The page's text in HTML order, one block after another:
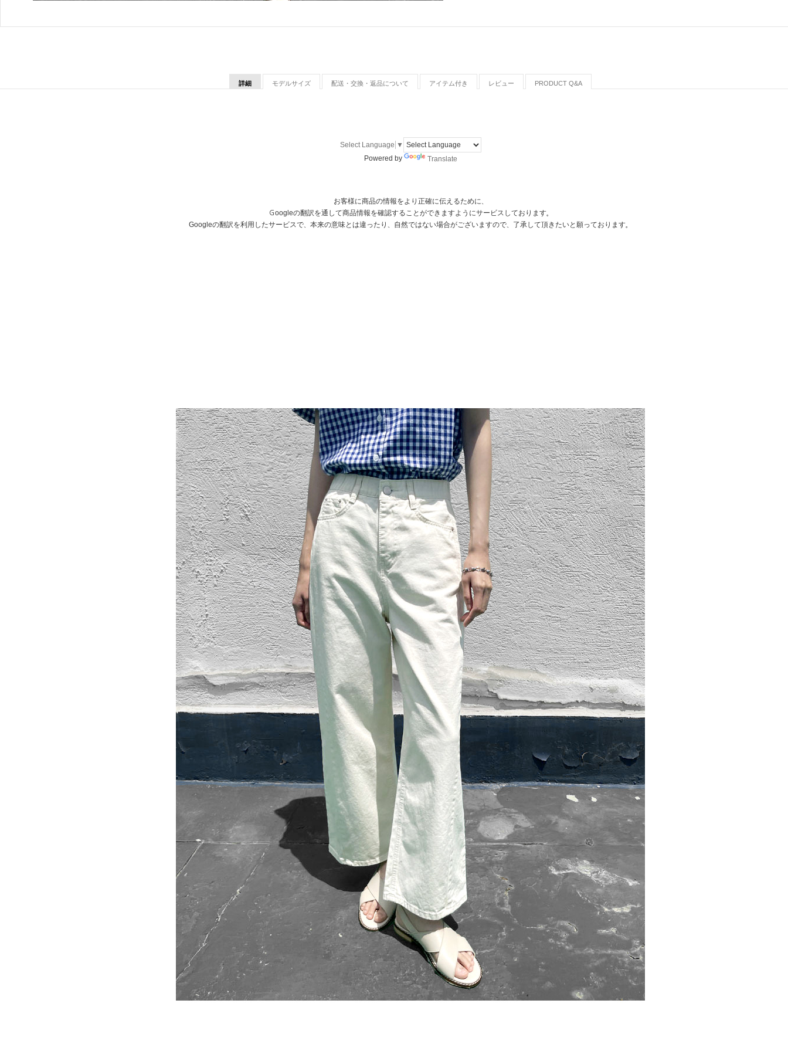
詳細 モデルサイズ 配送・交換・返品について アイテム付き レビュー PRODUCT Q&A
Select Language ▼
Powered by
Translate
お客様に商品の情報をより正確に伝えるために、
Ｇoogleの翻訳を通して商品情報を確認することができますようにサービスしております。
Googleの翻訳を利用したサービスで、本来の意味とは違ったり、自然ではない場合がございますので、了承して頂きたいと願っております。